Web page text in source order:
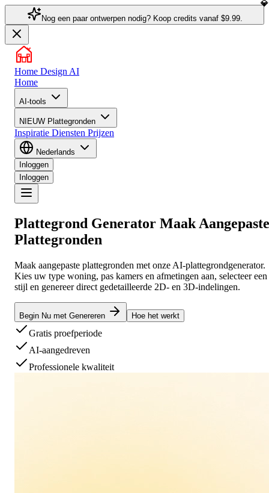
Nog een paar ontwerpen nodig? Koop credits vanaf $9.99.
Home Design AI
Home
AI-tools
NIEUW Plattegronden
Inspiratie Diensten Prijzen
Nederlands
Inloggen
Inloggen
Plattegrond Generator Maak Aangepaste
Plattegronden
Maak aangepaste plattegronden met onze AI-plattegrondgenerator.
Kies uw type woning, pas kamers en afmetingen aan, selecteer een
stijl en genereer direct gedetailleerde 2D- en 3D-indelingen.
Begin Nu met Genereren Hoe het werkt
Gratis proefperiode
AI-aangedreven
Professionele kwaliteit